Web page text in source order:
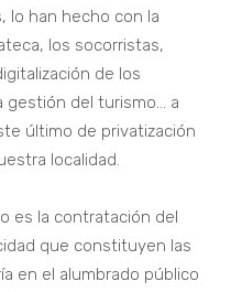
lo han hecho con la
los socorristas,
de los
gestión del turismo… a
último de privatización
localidad.
es la contratación del
que constituyen las
en el alumbrado público